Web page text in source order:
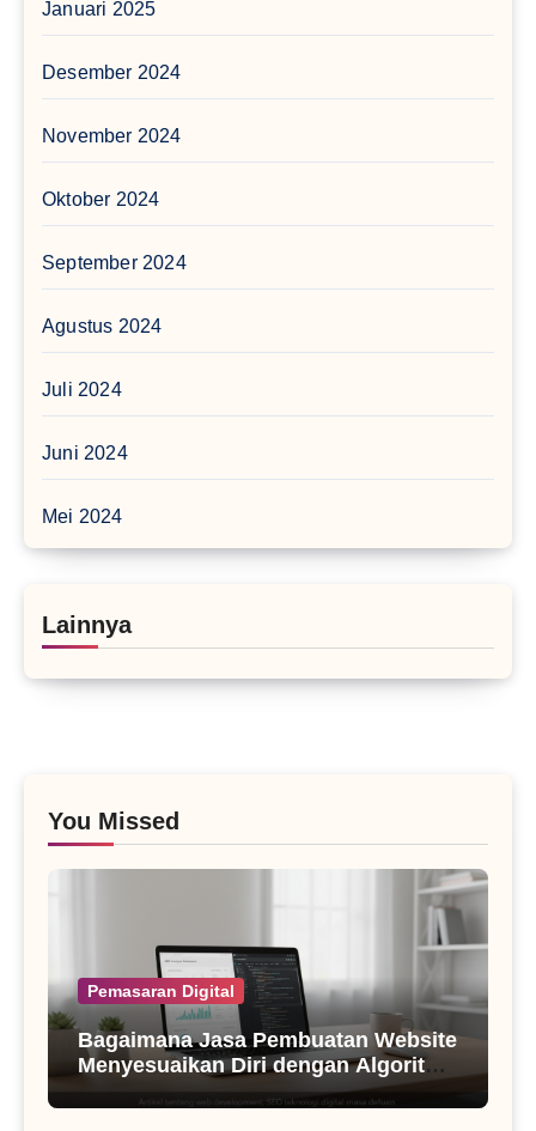
Januari 2025
Desember 2024
November 2024
Oktober 2024
September 2024
Agustus 2024
Juli 2024
Juni 2024
Mei 2024
Lainnya
You Missed
Pemasaran Digital
Bagaimana Jasa Pembuatan Website
Menyesuaikan Diri dengan Algoritma
SEO Masa Kini